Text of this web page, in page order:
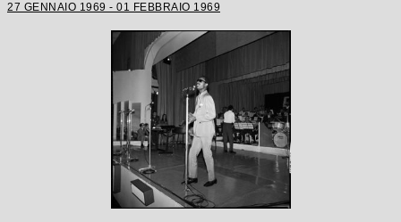
27 GENNAIO 1969 - 01 FEBBRAIO 1969